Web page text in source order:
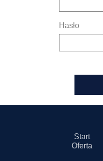
Hasło
Start
Oferta